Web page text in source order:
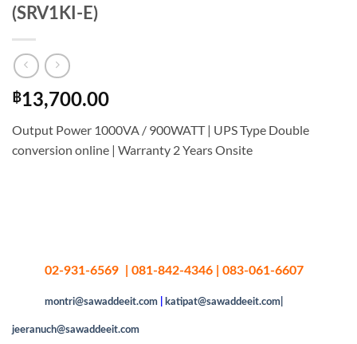
(SRV1KI-E)
฿13,700.00
Output Power 1000VA / 900WATT | UPS Type Double
conversion online | Warranty 2 Years Onsite
02-931-6569 | 081-842-4346 | 083-061-6607
montri@sawaddeeit.com katipat@sawaddeeit.com|
jeeranuch@sawaddeeit.com